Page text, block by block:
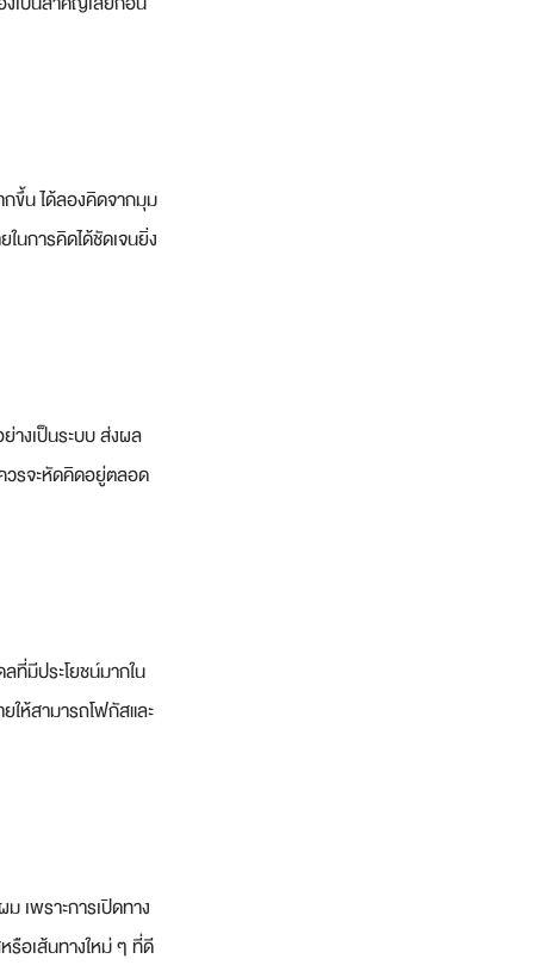
กขึ้น ได้ลองคิดจากมุม
นการคิดได้ชัดเจนยิ่ง
างเป็นระบบ ส่งผล
ควรจะหัดคิดอยู่ตลอด
ที่มีประโยชน์มากใน
ให้สามารถโฟกัสและ
เพราะการเปิดทาง
รือเส้นทางใหม่ ๆ ที่ดี